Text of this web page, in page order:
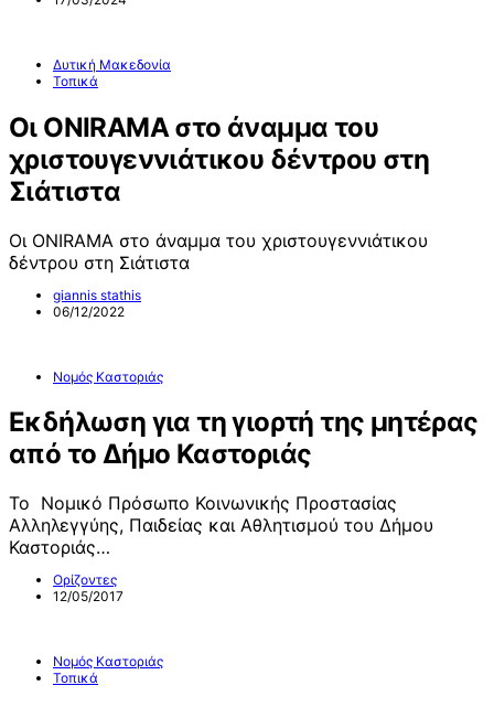
Δυτική Μακεδονία
Τοπικά
Οι ONIRAMA στο άναμμα του
χριστουγεννιάτικου δέντρου στη
Σιάτιστα
Οι ONIRAMA στο άναμμα του χριστουγεννιάτικου
δέντρου στη Σιάτιστα
giannis stathis
06/12/2022
Νομός Καστοριάς
Εκδήλωση για τη γιορτή της μητέρας
από το Δήμο Καστοριάς
Το Νομικό Πρόσωπο Κοινωνικής Προστασίας
Αλληλεγγύης, Παιδείας και Αθλητισμού του Δήμου
Καστοριάς…
Ορίζοντες
12/05/2017
Νομός Καστοριάς
Τοπικά